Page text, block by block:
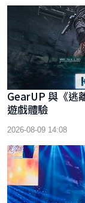
GearUP 與《逃
遊戲體驗
2026-08-09 14:08